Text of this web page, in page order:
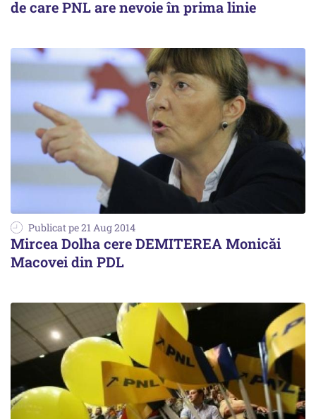
de care PNL are nevoie în prima linie
Publicat pe 21 Aug 2014
Mircea Dolha cere DEMITEREA Monicăi
Macovei din PDL